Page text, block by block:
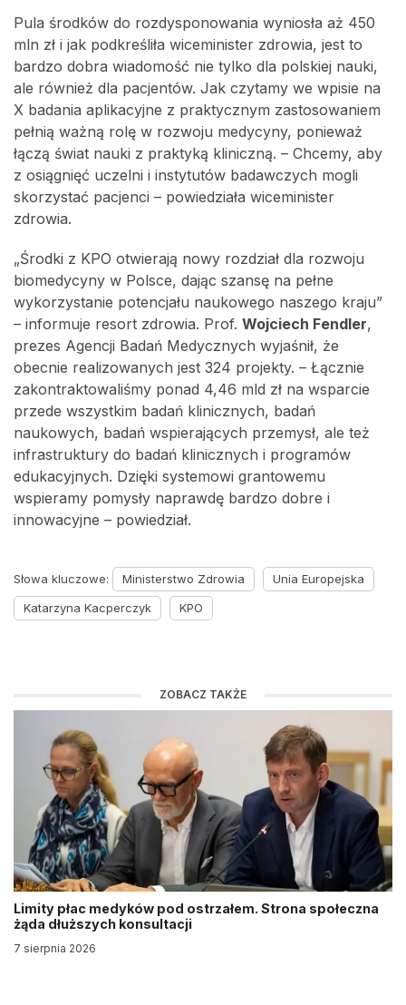
Pula środków do rozdysponowania wyniosła aż 450
mln zł i jak podkreśliła wiceminister zdrowia, jest to
bardzo dobra wiadomość nie tylko dla polskiej nauki,
ale również dla pacjentów. Jak czytamy we wpisie na
X badania aplikacyjne z praktycznym zastosowaniem
pełnią ważną rolę w rozwoju medycyny, ponieważ
łączą świat nauki z praktyką kliniczną. – Chcemy, aby
z osiągnięć uczelni i instytutów badawczych mogli
skorzystać pacjenci – powiedziała wiceminister
zdrowia.
„Środki z KPO otwierają nowy rozdział dla rozwoju
biomedycyny w Polsce, dając szansę na pełne
wykorzystanie potencjału naukowego naszego kraju”
– informuje resort zdrowia. Prof. Wojciech Fendler,
prezes Agencji Badań Medycznych wyjaśnił, że
obecnie realizowanych jest 324 projekty. – Łącznie
zakontraktowaliśmy ponad 4,46 mld zł na wsparcie
przede wszystkim badań klinicznych, badań
naukowych, badań wspierających przemysł, ale też
infrastruktury do badań klinicznych i programów
edukacyjnych. Dzięki systemowi grantowemu
wspieramy pomysły naprawdę bardzo dobre i
innowacyjne – powiedział.
Słowa kluczowe: Ministerstwo Zdrowia
Unia Europejska
Katarzyna Kacperczyk
KPO
ZOBACZ TAKŻE
Limity płac medyków pod ostrzałem. Strona społeczna
żąda dłuższych konsultacji
7 sierpnia 2026